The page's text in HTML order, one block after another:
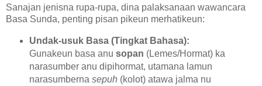
Sanajan jenisna rupa-rupa, dina palaksanaan wawancara
Basa Sunda, penting pisan pikeun merhatikeun:
Undak-usuk Basa (Tingkat Bahasa):
Gunakeun basa anu sopan (Lemes/Hormat) ka
narasumber anu dipihormat, utamana lamun
narasumberna sepuh (kolot) atawa jalma nu